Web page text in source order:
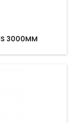
3000MM